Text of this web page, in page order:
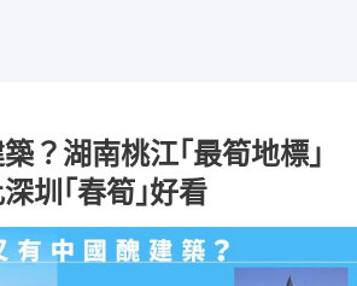
？湖南桃江｢最筍地標｣
圳｢春筍｣好看